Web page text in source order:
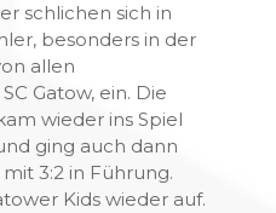
schlichen sich in
besonders in der
allen
Gatow, ein. Die
wieder ins Spiel
ging auch dann
3:2 in Führung.
Kids wieder auf.